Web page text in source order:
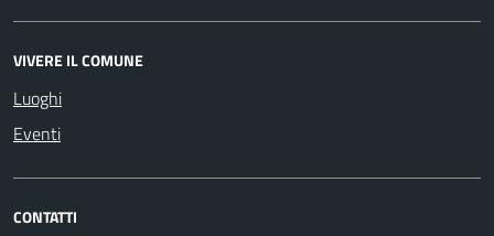
VIVERE IL COMUNE
Luoghi
Eventi
CONTATTI